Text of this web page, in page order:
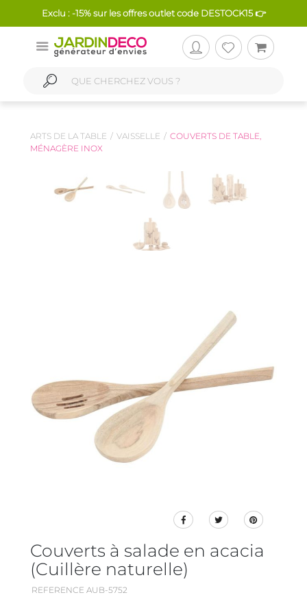
Exclu : -15% sur les offres outlet code DESTOCK15 👉
ARTS DE LA TABLE VAISSELLE
COUVERTS DE TABLE,
MÉNAGÈRE INOX
Couverts à salade en acacia
(Cuillère naturelle)
REFERENCE AUB-5752